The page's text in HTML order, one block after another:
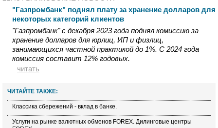
"Газпромбанк" поднял плату за хранение долларов для
некоторых категорий клиентов
"Газпромбанк" с декабря 2023 года поднял комиссию за
хранение долларов для юрлиц, ИП и физлиц,
занимающихся частной практикой до 1%. С 2024 года
комиссия составит 12% годовых.
читать
ЧИТАЙТЕ ТАКЖЕ:
Классика сбережений - вклад в банке.
Услуги на рынке валютных обменов FOREX. Дилинговые центры